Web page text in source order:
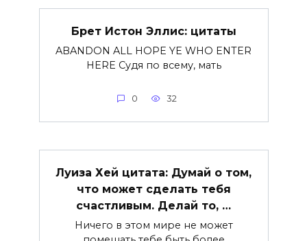
Брет Истон Эллис: цитаты
ABANDON ALL HOPE YE WHO ENTER
HERE Судя по всему, мать
0 32
Луиза Хей цитата: Думай о том,
что может сделать тебя
счастливым. Делай то, …
Ничего в этом мире не может